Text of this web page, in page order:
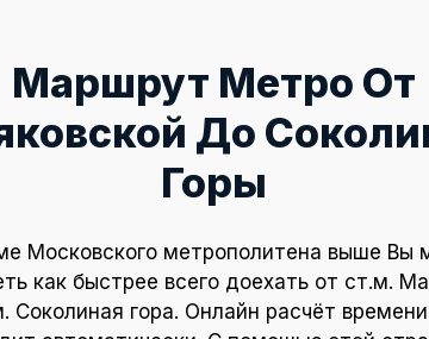
Маршрут Метро От
До
Горы
Московского метрополитена выше Вы
как быстрее всего доехать от ст.м.
Соколиная гора. Онлайн расчёт